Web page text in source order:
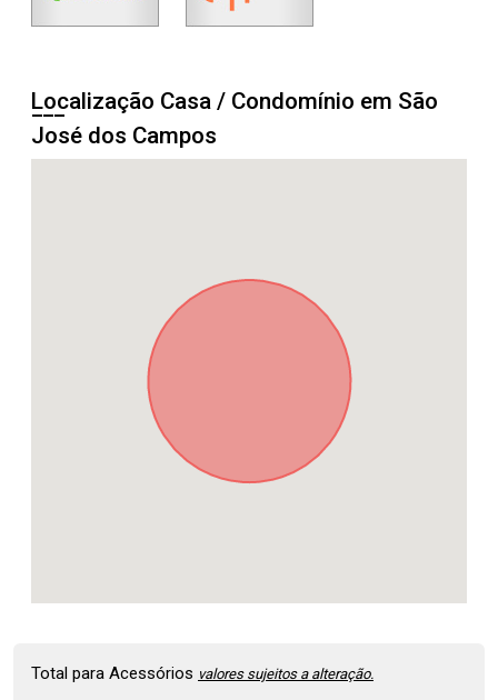
Localização Casa / Condomínio em São
José dos Campos
Total para Acessórios valores sujeitos a alteração.